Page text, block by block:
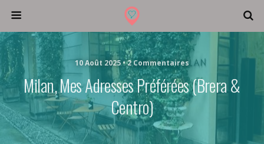
10 Août 2025 • 2 Commentaires
Milan, Mes Adresses Préférées (Brera &
Centro)